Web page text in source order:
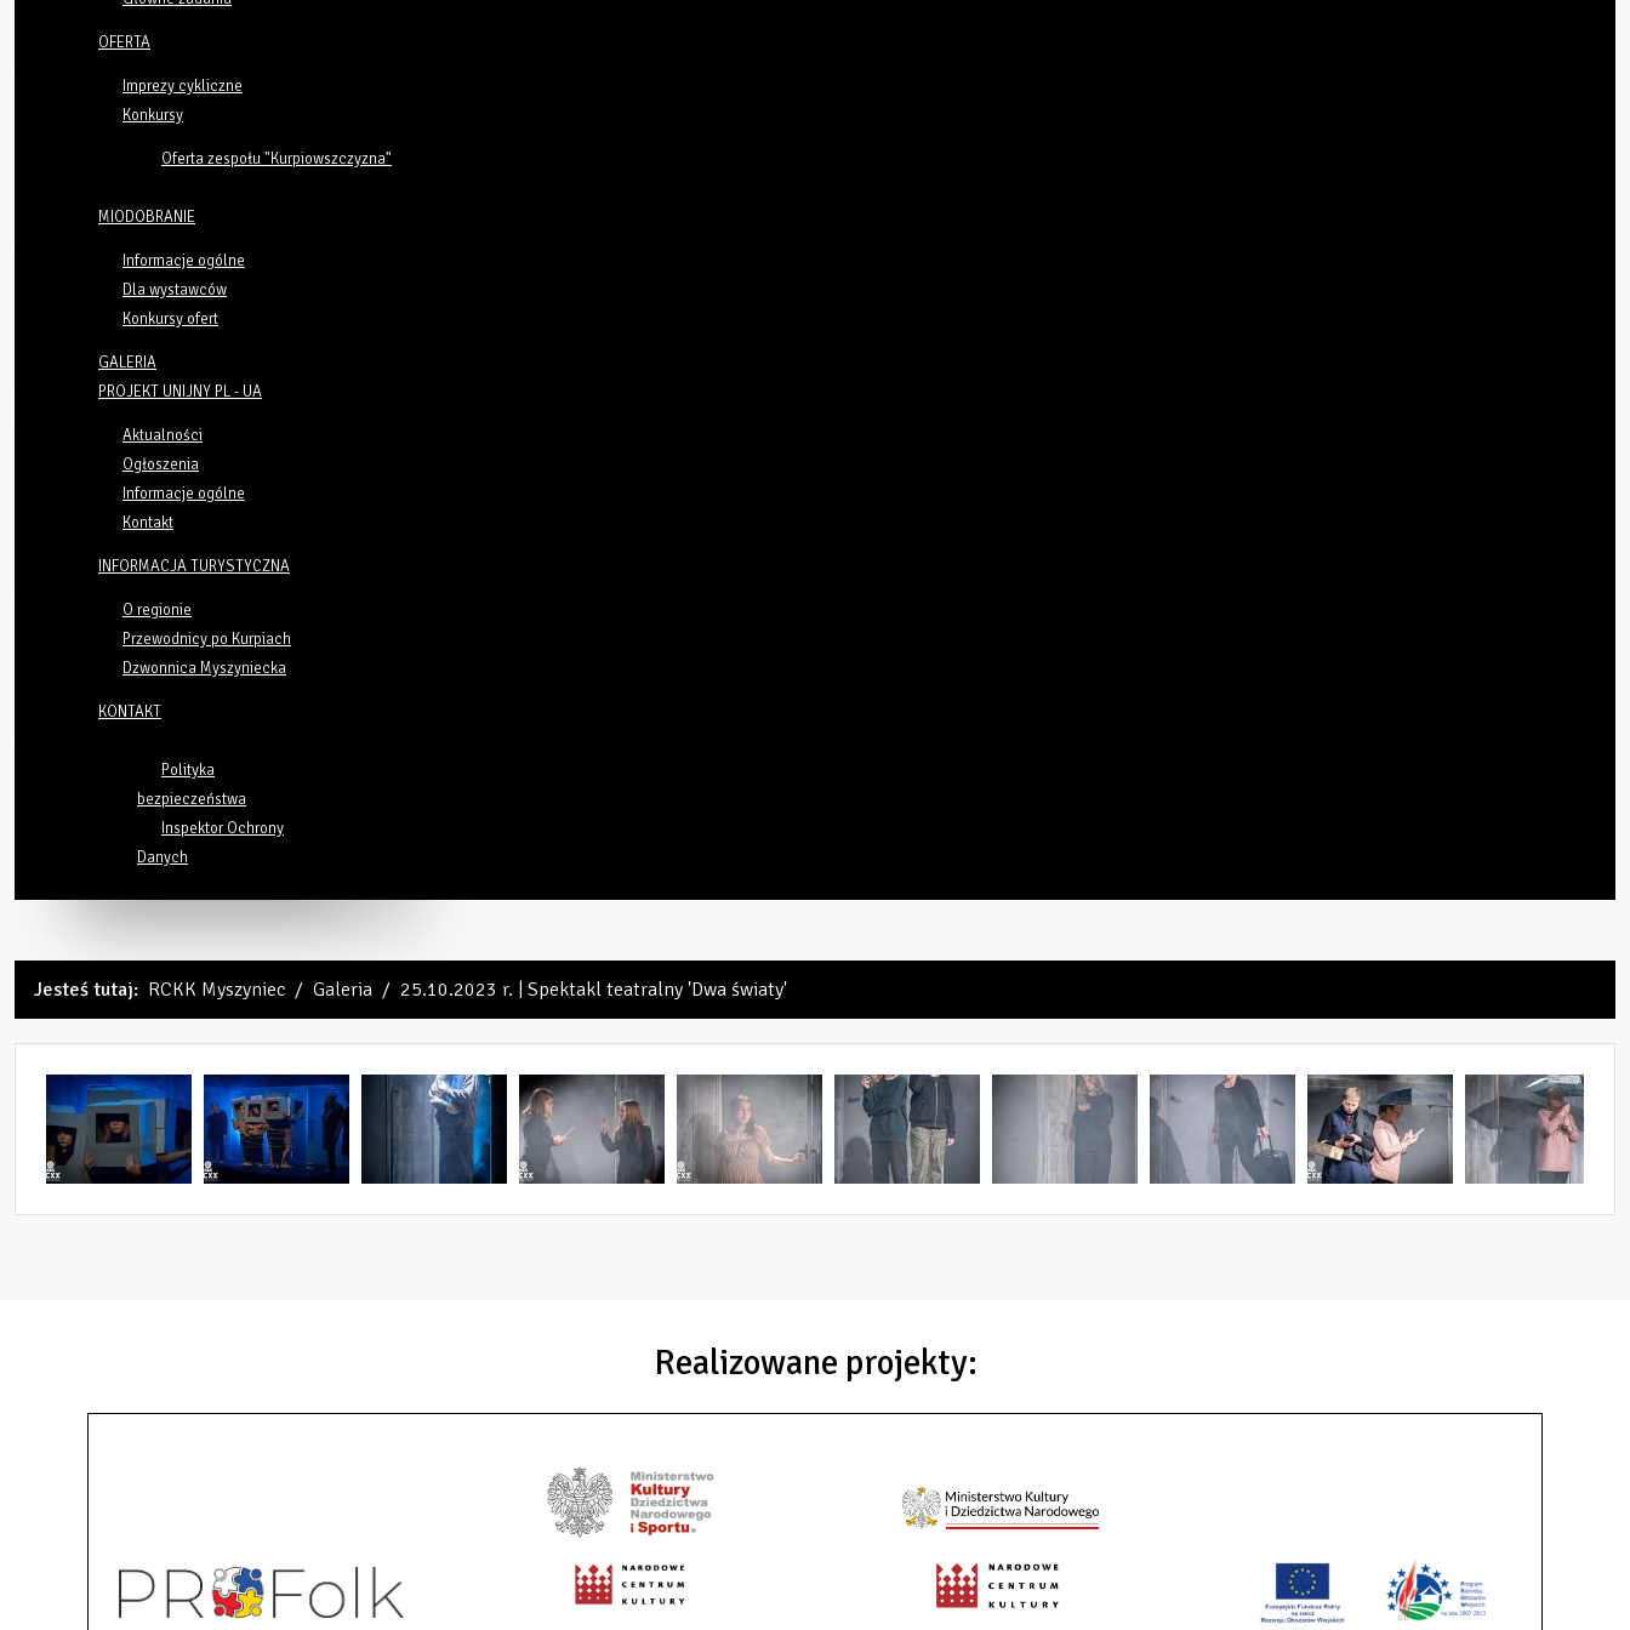
OFERTA
Imprezy cykliczne
Konkursy
Oferta zespołu "Kurpiowszczyzna"
MIODOBRANIE
Informacje ogólne
Dla wystawców
Konkursy ofert
GALERIA
PROJEKT UNIJNY PL - UA
Aktualności
Ogłoszenia
Informacje ogólne
Kontakt
INFORMACJA TURYSTYCZNA
O regionie
Przewodnicy po Kurpiach
Dzwonnica Myszyniecka
KONTAKT
Polityka
bezpieczeństwa
Inspektor Ochrony
Danych
Jesteś tutaj: RCKK Myszyniec Galeria 25.10.2023 r. | Spektakl teatralny 'Dwa światy'
Realizowane projekty: